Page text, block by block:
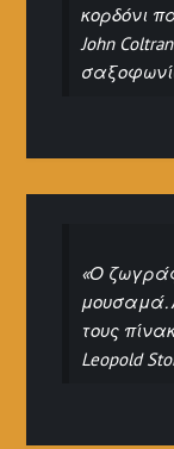
κορδόνι
John
«Ο
μουσαμά.
τους
Leopold